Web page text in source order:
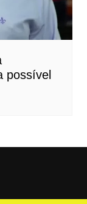
possível